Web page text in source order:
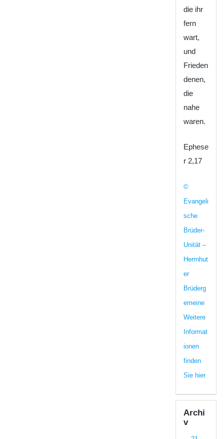
die ihr
fern
wart,
und
Frieden
denen,
die
nahe
waren.
Ephese
r 2,17
©
Evangeli
sche
Brüder-
Unität –
Herrnhut
er
Brüderg
emeine
Weitere
Informat
ionen
finden
Sie hier
Archi
v